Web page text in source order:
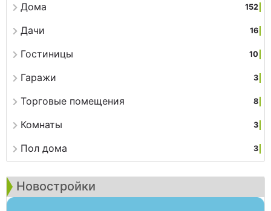
Дома 152
Дачи 16
Гостиницы 10
Гаражи 3
Торговые помещения 8
Комнаты 3
Пол дома 3
Новостройки